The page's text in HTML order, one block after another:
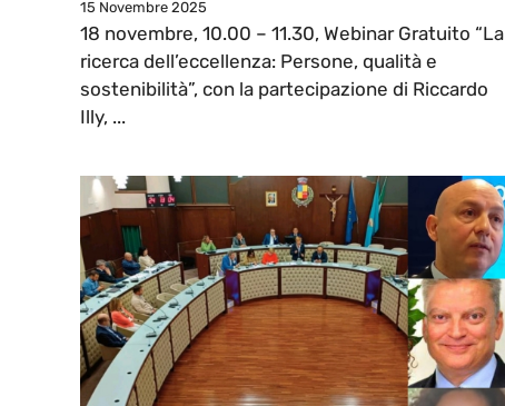
15 Novembre 2025
18 novembre, 10.00 – 11.30, Webinar Gratuito “La
ricerca dell’eccellenza: Persone, qualità e
sostenibilità”, con la partecipazione di Riccardo
Illy, ...